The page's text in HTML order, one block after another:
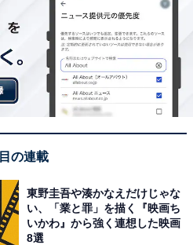
。
ラマ『カルテット』、『凪の
の連載
東野圭吾や湊かなえだけじゃな
い、「業と罪」を描く『映画ち
いかわ』から強く連想した映画
8選